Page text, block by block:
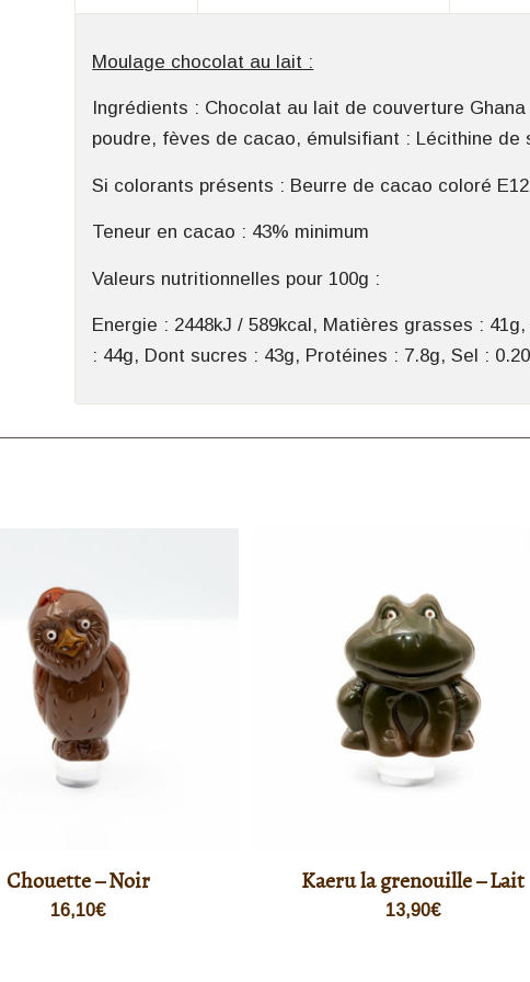
Moulage chocolat au lait :
Ingrédients : Chocolat au lait de couverture
poudre, fèves de cacao, émulsifiant : Lécithine de
Si colorants présents : Beurre de cacao coloré
Teneur en cacao : 43% minimum
Valeurs nutritionnelles pour 100g :
Energie : 2448kJ / 589kcal, Matières grasses :
: 44g, Dont sucres : 43g, Protéines : 7.8g, Sel :
Chouette – Noir
16,10€
Kaeru la grenouille – Lait
13,90€